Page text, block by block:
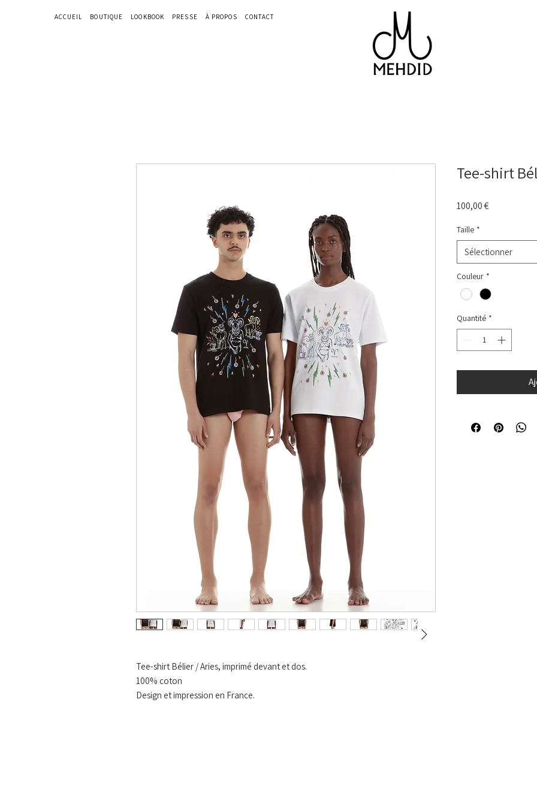
ACCUEIL BOUTIQUE LOOKBOOK PRESSE À PROPOS CONTACT
Tee-shirt Bélier / Aries, imprimé devant et dos.
100% coton
Design et impression en France.
Tee-shirt
100,00 €Prix
Taille *
Sélectionner
Couleur *
Quantité *